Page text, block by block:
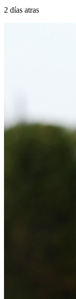
2 días atras